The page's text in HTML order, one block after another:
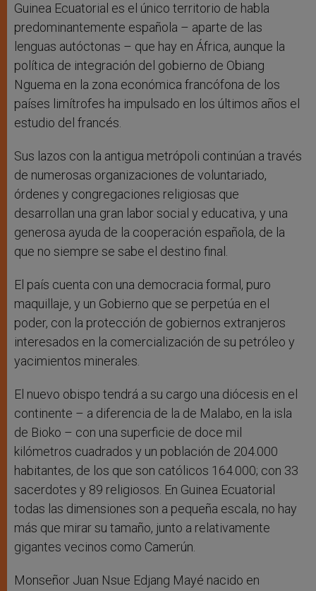
Guinea Ecuatorial es el único territorio de habla
predominantemente española – aparte de las
lenguas autóctonas – que hay en África, aunque la
política de integración del gobierno de Obiang
Nguema en la zona económica francófona de los
países limítrofes ha impulsado en los últimos años el
estudio del francés.
Sus lazos con la antigua metrópoli continúan a través
de numerosas organizaciones de voluntariado,
órdenes y congregaciones religiosas que
desarrollan una gran labor social y educativa, y una
generosa ayuda de la cooperación española, de la
que no siempre se sabe el destino final.
El país cuenta con una democracia formal, puro
maquillaje, y un Gobierno que se perpetúa en el
poder, con la protección de gobiernos extranjeros
interesados en la comercialización de su petróleo y
yacimientos minerales.
El nuevo obispo tendrá a su cargo una diócesis en el
continente – a diferencia de la de Malabo, en la isla
de Bioko – con una superficie de doce mil
kilómetros cuadrados y un población de 204.000
habitantes, de los que son católicos 164.000; con 33
sacerdotes y 89 religiosos. En Guinea Ecuatorial
todas las dimensiones son a pequeña escala, no hay
más que mirar su tamaño, junto a relativamente
gigantes vecinos como Camerún.
Monseñor Juan Nsue Edjang Mayé nacido en